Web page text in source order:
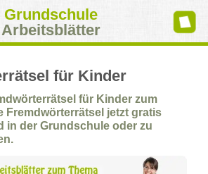
Grundschule
Arbeitsblätter
für Kinder
für Kinder zum
Fremdwörterrätsel jetzt gratis
in der Grundschule oder zu